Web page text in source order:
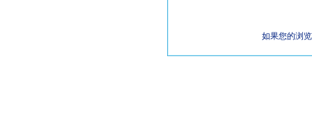
如果您的浏